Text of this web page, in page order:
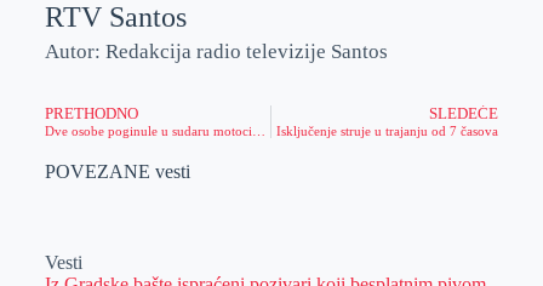
RTV Santos
Autor: Redakcija radio televizije Santos
PRETHODNO SLEDEĆE
Isključenje struje u trajanju od 7 časova
POVEZANE vesti
Vesti